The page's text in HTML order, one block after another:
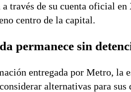
través de su cuenta oficial
centro de la capital.
permanece sin
entregada por Metro, la
alternativas para sus